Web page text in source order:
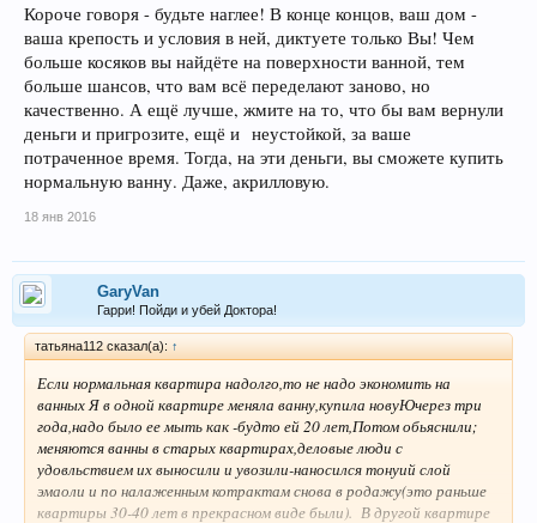
Короче говоря - будьте наглее! В конце концов, ваш дом -
ваша крепость и условия в ней, диктуете только Вы! Чем
больше косяков вы найдёте на поверхности ванной, тем
больше шансов, что вам всё переделают заново, но
качественно. А ещё лучше, жмите на то, что бы вам вернули
деньги и пригрозите, ещё и неустойкой, за ваше
потраченное время. Тогда, на эти деньги, вы сможете купить
нормальную ванну. Даже, акрилловую.
18 янв 2016
GaryVan
Гарри! Пойди и убей Доктора!
татьяна112 сказал(а): ↑
Если нормальная квартира надолго,то не надо экономить на
ванных Я в одной квартире меняла ванну,купила новуЮчерез три
года,надо было ее мыть как -будто ей 20 лет,Потом обьяснили;
меняются ванны в старых квартирах,деловые люди с
удовльствием их выносили и увозили-наносился тонуий слой
эмаоли и по налаженным котрактам снова в родажу(это раньше
квартиры 30-40 лет в прекрасном виде были). В другой квартире